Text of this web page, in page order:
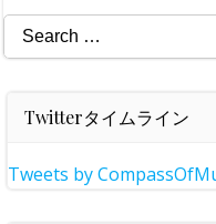
Search
for:
Twitterタイムライン
Tweets by